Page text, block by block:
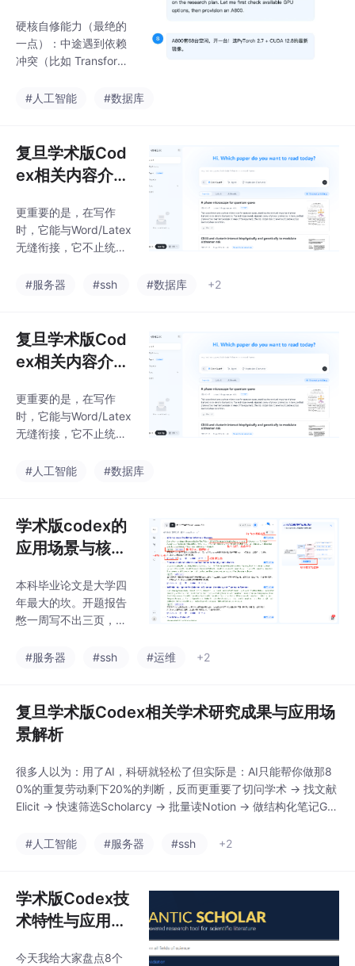
硬核自修能力（最绝的
一点）：中途遇到依赖
冲突（比如 Transforme
不装死——自主尝试降
底跑通。旧的路径是“关
键词-论文-精读”，这让
你陷在细节里，只见树
路径，是从“整体意图”
出发，先用AI工具绘制
地图，再精准探索。你
是凭空想出的，而是从
#人工智能 #数据库
复旦学术版Cod
ex相关内容介绍
更重要的是，在写作
时，它能与Word/Latex
无缝衔接，它不止统计
境，区分是“支持”、“对
泛质疑或边缘化的研
究，确保你搭建的知识
基础是坚实的。这是建
是最重要的一步。下面
这5个工具构成的组
合，就是我身边不少高
工作流”。在别人还在用
鱼群位置的“声纳地图”
#服务器 #ssh #数据库 +2
复旦学术版Cod
ex相关内容介绍
更重要的是，在写作
时，它能与Word/Latex
无缝衔接，它不止统计
境，区分是“支持”、“对
泛质疑或边缘化的研
究，确保你搭建的知识
基础是坚实的。这是建
是最重要的一步。下面
这5个工具构成的组
合，就是我身边不少高
工作流”。在别人还在用
鱼群位置的“声纳地图”
#人工智能 #数据库
学术版codex的
应用场景与核心
本科毕业论文是大学四
年最大的坎。开题报告
憋一周写不出三页，找
是缺关键资料，写正文
结果逻辑全乱，答辩前
一天PPT还没做完。别
慌，亲测这四个工具能
开题到答辩一站式搞定
所有问题。
#服务器 #ssh #运维 +2
复旦学术版Codex相关学术研究成果与应用场
景解析
很多人以为：用了AI，科研就轻松了但实际是：AI只能帮你做那8
0%的重复劳动剩下20%的判断，反而更重要了切问学术 → 找文献
Elicit → 快速筛选Scholarcy → 批量读Notion → 做结构化笔记Gra
努力了，是“无效劳动变少了”手动搜关键词一篇一篇读论文Word里
#人工智能 #服务器 #ssh +2
学术版Codex技
术特性与应用场
今天我给大家盘点8个